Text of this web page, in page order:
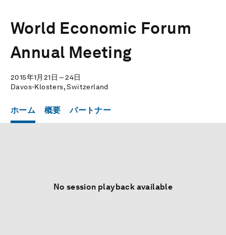
World Economic Forum
Annual Meeting
2015年1月21日～24日
Davos-Klosters, Switzerland
ホーム 概要 パートナー
No session playback available